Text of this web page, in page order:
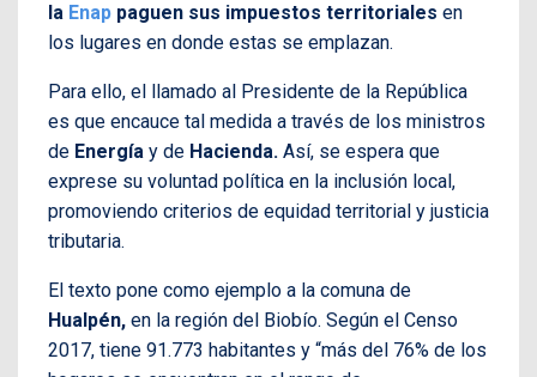
la Enap paguen sus impuestos territoriales en
los lugares en donde estas se emplazan.
Para ello, el llamado al Presidente de la República
es que encauce tal medida a través de los ministros
de Energía y de Hacienda. Así, se espera que
exprese su voluntad política en la inclusión local,
promoviendo criterios de equidad territorial y justicia
tributaria.
El texto pone como ejemplo a la comuna de
Hualpén, en la región del Biobío. Según el Censo
2017, tiene 91.773 habitantes y “más del 76% de los